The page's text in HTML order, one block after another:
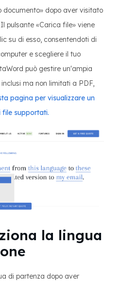
documento» dopo aver visitato
pulsante «Carica file» viene
su di esso, consentendoti di
e scegliere il tuo
può gestire un'ampia
ma non limitati a PDF,
pagina per visualizzare un
supportati.
la lingua
di partenza dopo aver